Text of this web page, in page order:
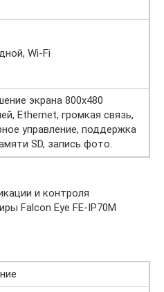
Wi-Fi
экрана 800х480
Ethernet, громкая связь,
управление, поддержка
SD, запись фото.
и контроля
Falcon Eye FE-IP70M